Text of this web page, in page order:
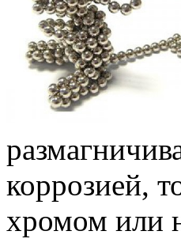
коррозией,
хромом или